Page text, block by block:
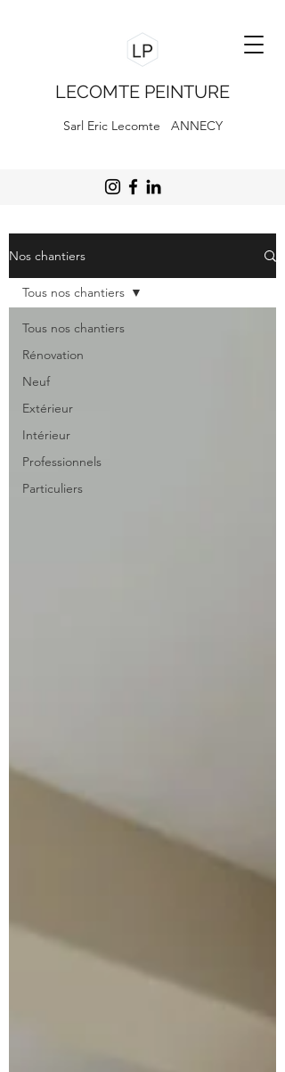
LECOMTE PEINTURE
Sarl Eric Lecomte ANNECY
Nos chantiers
Tous nos chantiers
Rénovation
Neuf
Extérieur
Intérieur
Professionnels
Particuliers
Tous nos chantiers